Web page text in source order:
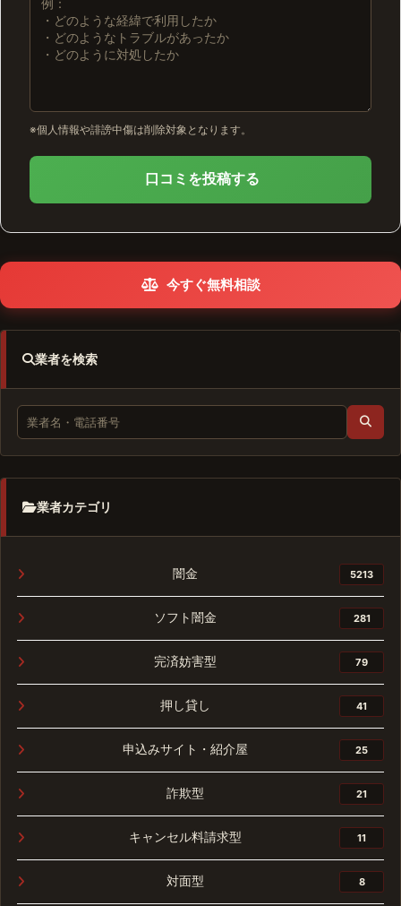
※個人情報や誹謗中傷は削除対象となります。
口コミを投稿する
今すぐ無料相談
業者を検索
業者カテゴリ
闇金 5213
ソフト闇金 281
完済妨害型 79
押し貸し 41
申込みサイト・紹介屋 25
詐欺型 21
キャンセル料請求型 11
対面型 8